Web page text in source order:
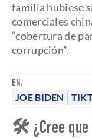
EN:
JOE BIDEN
familia hubiese
comerciales
“cobertura de
corrupción”.
🛠 ¿Cree que